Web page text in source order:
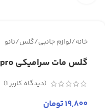
خانه/لوازم جانبی/گلس/نانو
گلس مات سرامیکی Xiaomi Note 10 pro
(دیدگاه کاربر1
)
19,800تومان